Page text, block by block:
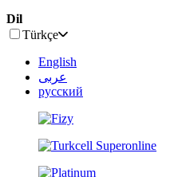
Dil
Türkçe
English
عربى
русский